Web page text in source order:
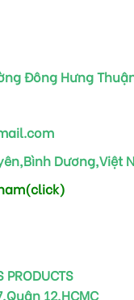
Đông Hưng
Dương,Việt
PRODUCTS
12,HCMC